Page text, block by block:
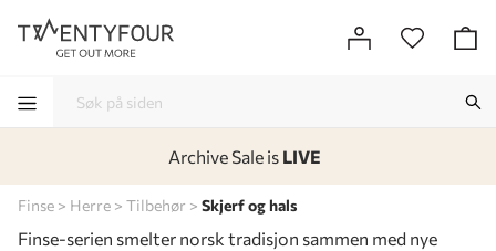
Finse Herre Tilbehør Skjerf og hals
Finse-serien smelter norsk tradisjon sammen med nye
Archive Sale is LIVE
-
-
-
-